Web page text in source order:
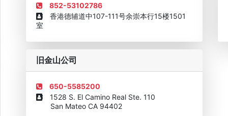
852-53102786
香港德辅道中107-111号余崇本行15楼1501
室
旧金山公司
650-5585200
1528 S. El Camino Real Ste. 110
San Mateo CA 94402